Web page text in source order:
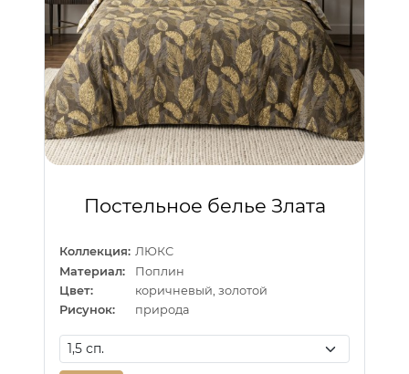
Постельное белье Злата
Коллекция: ЛЮКС
Материал:
Поплин
Цвет:
коричневый, золотой
Рисунок:
природа